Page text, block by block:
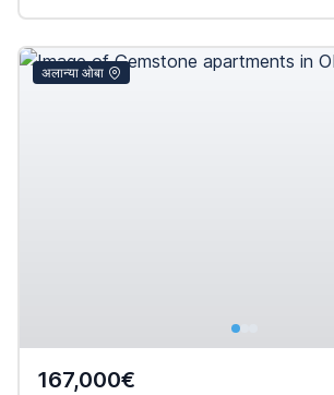
अलान्या ओबा
167,000€